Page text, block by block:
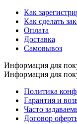
Как
Как сделать
Оплата
Доставка
Самовывоз
Информация для
Информация для
Политика
Гарантия и
Часто
Договор